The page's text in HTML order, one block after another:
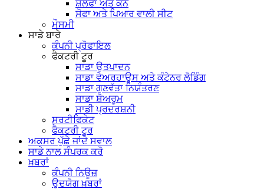
ਸ਼ੈਲਫਾਂ ਅਤੇ ਕੋਨੇ
ਸੋਫਾ ਅਤੇ ਪਿਆਰ ਵਾਲੀ ਸੀਟ
ਮੌਸਮੀ
ਸਾਡੇ ਬਾਰੇ
ਕੰਪਨੀ ਪ੍ਰੋਫਾਇਲ
ਫੈਕਟਰੀ ਟੂਰ
ਸਾਡਾ ਉਤਪਾਦਨ
ਸਾਡਾ ਵੇਅਰਹਾਊਸ ਅਤੇ ਕੰਟੇਨਰ ਲੋਡਿੰਗ
ਸਾਡਾ ਗੁਣਵੱਤਾ ਨਿਯੰਤਰਣ
ਸਾਡਾ ਸ਼ੋਅਰੂਮ
ਸਾਡੀ ਪ੍ਰਦਰਸ਼ਨੀ
ਸਰਟੀਫਿਕੇਟ
ਫੈਕਟਰੀ ਟੂਰ
ਅਕਸਰ ਪੁੱਛੇ ਜਾਂਦੇ ਸਵਾਲ
ਸਾਡੇ ਨਾਲ ਸੰਪਰਕ ਕਰੋ
ਖ਼ਬਰਾਂ
ਕੰਪਨੀ ਨਿਊਜ਼
ਉਦਯੋਗ ਖ਼ਬਰਾਂ